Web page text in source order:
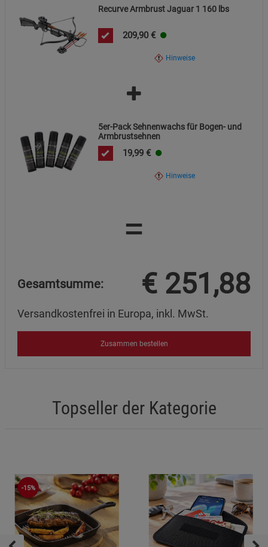
Recurve Armbrust Jaguar 1 160 lbs
209,90 €
Hinweise
5er-Pack Sehnenwachs für Bogen- und
Armbrustsehnen
19,99 €
Hinweise
=
Gesamtsumme: € 251,88
Versandkostenfrei in Europa, inkl. MwSt.
Zusammen bestellen
Topseller der Kategorie
-15%